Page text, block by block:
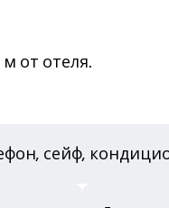
от отеля.
сейф,